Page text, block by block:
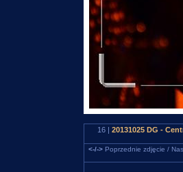
16 | 20131025 DG -
<-/->Poprzednie zdjęcie /